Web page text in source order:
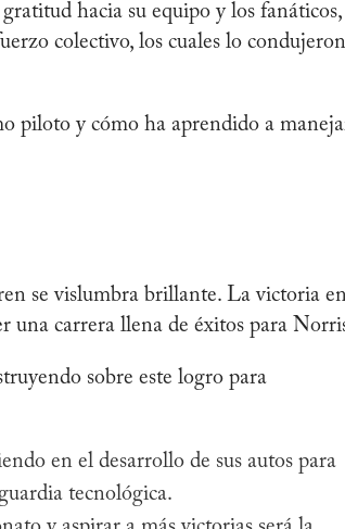
hacia su equipo y los fanáticos,
colectivo, los cuales lo
piloto y cómo ha aprendido a
se vislumbra brillante. La victoria
una carrera llena de éxitos para
sobre este logro para
en el desarrollo de sus autos para
tecnológica.